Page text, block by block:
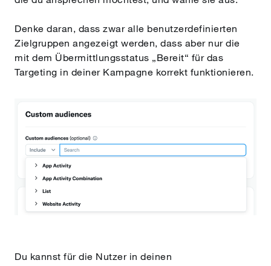
Denke daran, dass zwar alle benutzerdefinierten
Zielgruppen angezeigt werden, dass aber nur die
mit dem Übermittlungsstatus „Bereit“ für das
Targeting in deiner Kampagne korrekt funktionieren.
Du kannst für die Nutzer in deinen